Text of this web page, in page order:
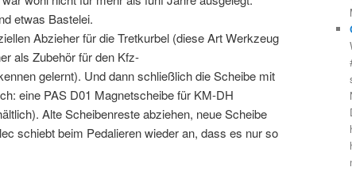
etwas Bastelei.
Abzieher für die Tretkurbel (diese Art Werkzeug
als Zubehör für den Kfz-
gelernt). Und dann schließlich die Scheibe mit
eine PAS D01 Magnetscheibe für KM-DH
Alte Scheibenreste abziehen, neue Scheibe
schiebt beim Pedalieren wieder an, dass es nur so